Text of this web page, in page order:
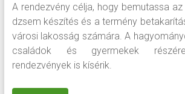
A rendezvény célja, hogy bemutassa
dzsem készítés és a termény
városi lakosság számára. A
családok és gyermekek
rendezvények is kísérik.